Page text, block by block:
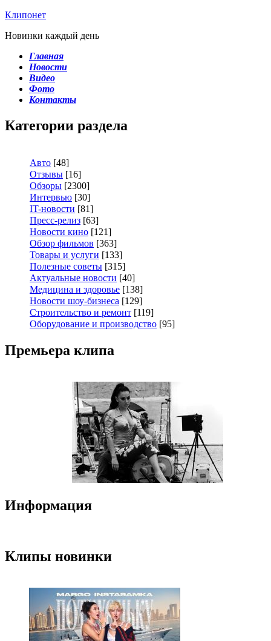
Клипонет
Новинки каждый день
Главная
Новости
Видео
Фото
Контакты
Категории раздела
Авто [48]
Отзывы [16]
Обзоры [2300]
Интервью [30]
IT-новости [81]
Пресс-релиз [63]
Новости кино [121]
Обзор фильмов [363]
Товары и услуги [133]
Полезные советы [315]
Актуальные новости [40]
Медицина и здоровье [138]
Новости шоу-бизнеса [129]
Строительство и ремонт [119]
Оборудование и производство [95]
Премьера клипа
Информация
Клипы новинки